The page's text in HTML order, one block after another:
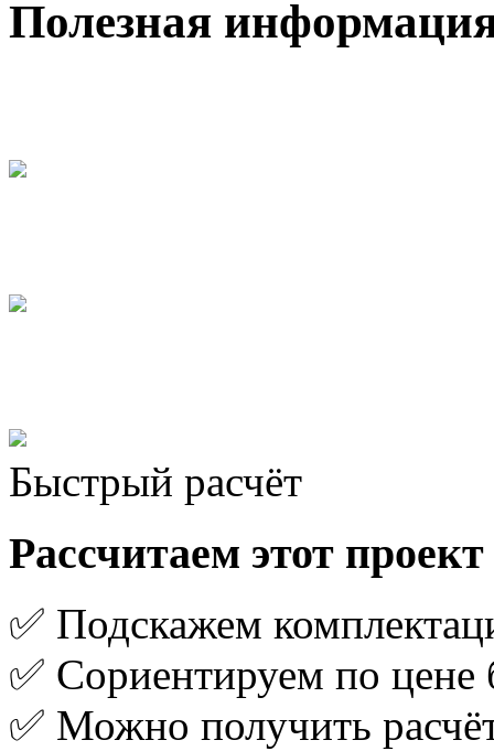
Полезная
Быстрый расчёт
Рассчитаем этот
✅ Подскажем
✅ Сориентируем по цене
✅ Можно получить